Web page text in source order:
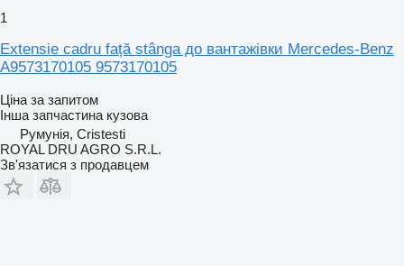
1
Extensie cadru față stânga до вантажівки Mercedes-Benz
A9573170105 9573170105
Ціна за запитом
Інша запчастина кузова
Румунія, Cristesti
ROYAL DRU AGRO S.R.L.
Зв'язатися з продавцем